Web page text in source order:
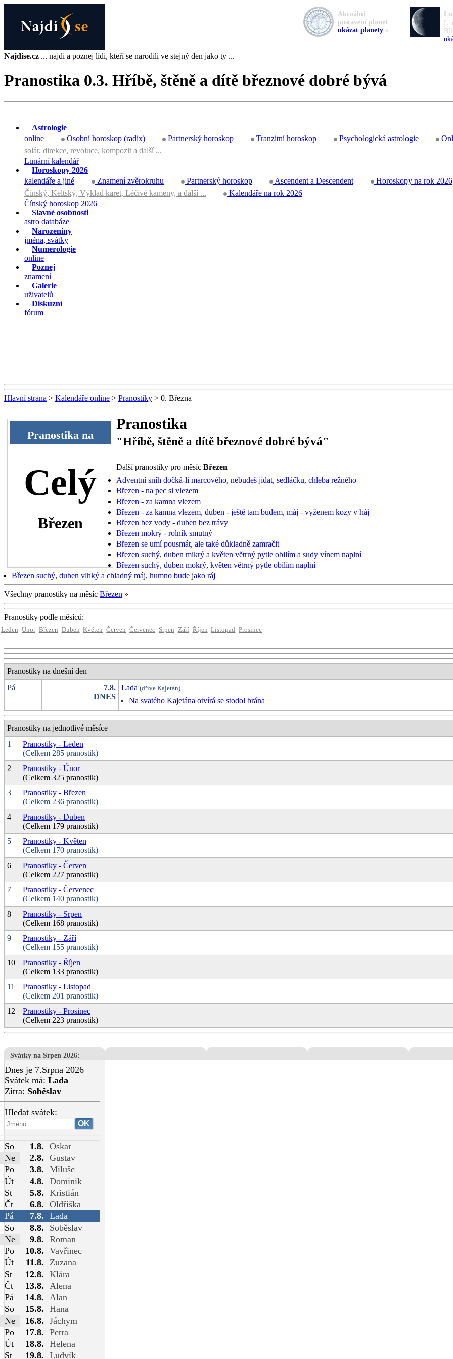
Najdise.cz ... najdi a poznej lidi, kteří se narodili ve stejný den jako ty ...
Pranostika 0.3. Hříbě, štěně a dítě březnové dobré bývá
Astrologie
online
Osobní horoskop (radix) Partnerský horoskop Tranzitní horoskop Psychologická astrologie
solár, direkce, revoluce, kompozit a další ...
Lunární kalendář
Horoskopy 2026
kalendáře a jiné
Znamení zvěrokruhu Partnerský horoskop Ascendent a Descendent
Horoskopy na rok 2026
Čínský, Keltský, Výklad karet, Léčivé kameny, a další ...
Kalendáře na rok 2026
Čínský horoskop 2026
Slavné osobnosti
astro databáze
Narozeniny
jména, svátky
Numerologie
online
Poznej
znamení
Galerie
uživatelů
Diskuzní
fórum
Hlavní strana > Kalendáře online > Pranostiky > 0. Března
Pranostika na
Celý
Březen
Pranostika
"Hříbě, štěně a dítě březnové dobré bývá"
Další pranostiky pro měsíc Březen
Adventní sníh dočká-li marcového, nebudeš jídat, sedláčku, chleba režného
Březen - na pec si vlezem
Březen - za kamna vlezem
Březen - za kamna vlezem, duben - ještě tam budem, máj - vyženem kozy v háj
Březen bez vody - duben bez trávy
Březen mokrý - rolník smutný
Březen se umí pousmát, ale také důkladně zamračit
Březen suchý, duben mikrý a květen větrný pytle obilím a sudy vínem naplní
Březen suchý, duben mokrý, květen větrný pytle obilím naplní
Březen suchý, duben vlhký a chladný máj, humno bude jako ráj
Všechny pranostiky na měsíc Březen »
Pranostiky podle měsíců:
Leden Únor Březen Duben Květen Červen Červenec Srpen Září Říjen Listopad Prosinec
Pranostiky na dnešní den
Pá
7.8.
DNES
Lada (dříve Kajetán)
Na svatého Kajetána otvírá se stodol brána
Pranostiky na jednotlivé měsíce
1
Pranostiky - Leden
(Celkem 285 pranostik)
2
Pranostiky - Únor
(Celkem 325 pranostik)
3
Pranostiky - Březen
(Celkem 236 pranostik)
4
Pranostiky - Duben
(Celkem 179 pranostik)
5
Pranostiky - Květen
(Celkem 170 pranostik)
6
Pranostiky - Červen
(Celkem 227 pranostik)
7
Pranostiky - Červenec
(Celkem 140 pranostik)
8
Pranostiky - Srpen
(Celkem 168 pranostik)
9
Pranostiky - Září
(Celkem 155 pranostik)
10
Pranostiky - Říjen
(Celkem 133 pranostik)
11
Pranostiky - Listopad
(Celkem 201 pranostik)
12
Pranostiky - Prosinec
(Celkem 223 pranostik)
Svátky na Srpen 2026:
Dnes je 7.Srpna 2026
Svátek má: Lada
Zítra: Soběslav
Hledat svátek:
So 1.8. Oskar
Ne
2.8. Gustav
Po
3.8. Miluše
Út
4.8. Dominik
St
5.8. Kristián
Čt
6.8. Oldřiška
Pá
7.8. Lada
So
8.8.
Soběslav
Ne
9.8. Roman
Po
10.8. Vavřinec
Út
11.8.
Zuzana
St
12.8. Klára
Čt
13.8.
Alena
Pá
14.8.
Alan
So
15.8. Hana
Ne
16.8. Jáchym
Po
17.8. Petra
Út
18.8. Helena
St
19.8. Ludvík
Aktuální
postavení planet
ukázat planety »